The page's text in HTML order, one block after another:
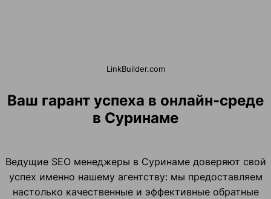
LinkBuilder.com
Ваш гарант успеха в онлайн-среде
в Суринаме
Ведущие SEO менеджеры в Суринаме доверяют свой
успех именно нашему агентству: мы предоставляем
настолько качественные и эффективные обратные